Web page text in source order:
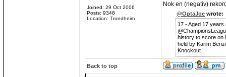
Joined: 29 Oct 2006
Posts: 9348
Location: Trondheim
Nok en (negativ)
@OptaJoe wrote:
17 - Aged 17
history to score on
held by Karim
Knockout.
Back to top